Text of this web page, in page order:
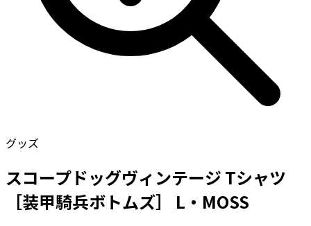
グッズ
スコープドッグヴィンテージ Tシャツ
［装甲騎兵ボトムズ］ L・MOSS